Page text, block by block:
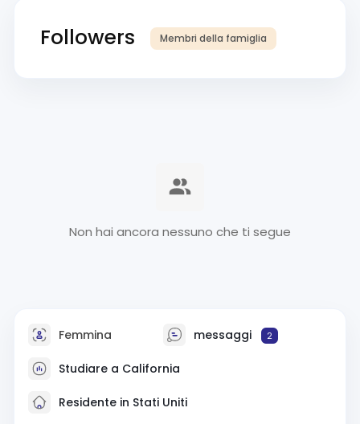
Followers Membri della famiglia
Non hai ancora nessuno che ti segue
Femmina messaggi 2
Studiare a California
Residente in Stati Uniti